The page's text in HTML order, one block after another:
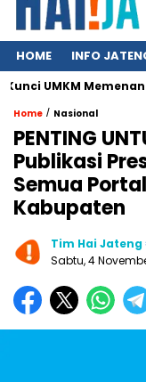
HOME INFO
Memenangkan
Home / Nasional
PENTING
Publikasi
Semua
Kabupaten
Tim Hai Jateng
Sabtu, 4